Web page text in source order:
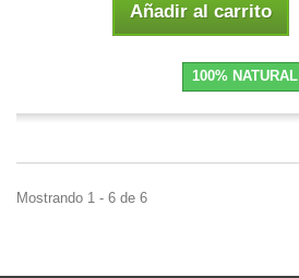
Añadir al carrito
100% NATURAL
Mostrando 1 - 6 de 6